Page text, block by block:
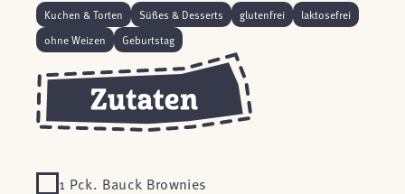
Kuchen & Torten Süßes & Desserts glutenfrei
laktosefrei
ohne Weizen
Geburtstag
1 Pck. Bauck Brownies